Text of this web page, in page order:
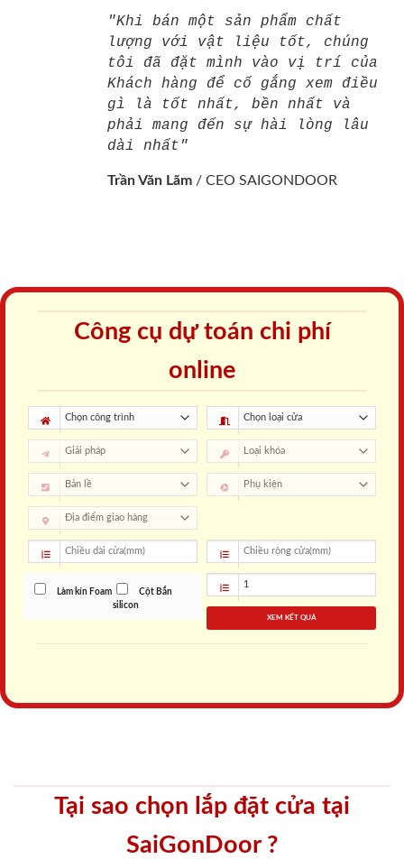
"Khi bán một sản phẩm chất
lượng với vật liệu tốt, chúng
tôi đã đặt mình vào vị trí của
Khách hàng để cố gắng xem điều
gì là tốt nhất, bền nhất và
phải mang đến sự hài lòng lâu
dài nhất"
Trần Văn Lãm / CEO SAIGONDOOR
Công cụ dự toán chi phí
online
Làm kín Foam
Cột Bắn
silicon
XEM KẾT QUẢ
Tại sao chọn lắp đặt cửa tại
SaiGonDoor ?